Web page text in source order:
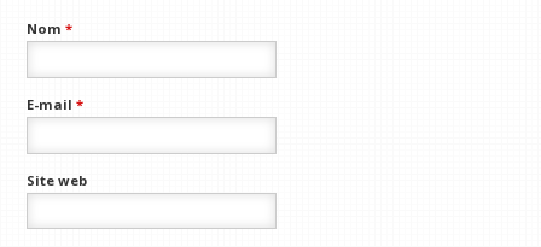
Nom*
E-mail*
Site web